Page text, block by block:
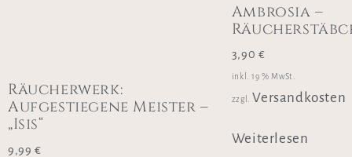
Räucherwerk:
Aufgestiegene Meister –
„Isis“
9,99 €
Ambrosia –
3,90 €
inkl. 19 % MwSt.
zzgl. Versandkosten
Weiterlesen